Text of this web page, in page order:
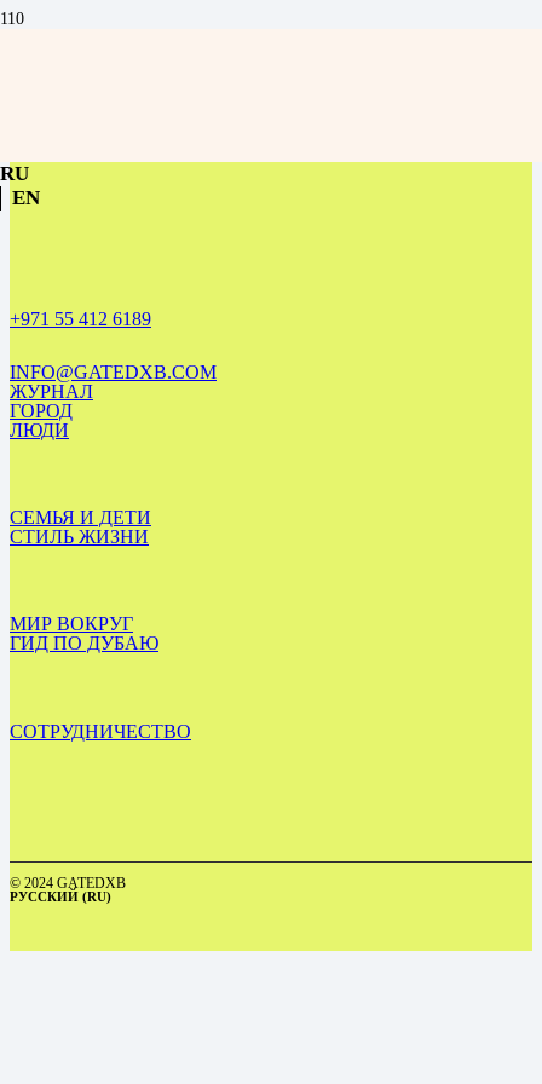
RU
EN
+971 55 412 6189
INFO@GATEDXB.COM
ЖУРНАЛ
ГОРОД
ЛЮДИ
СЕМЬЯ И ДЕТИ
СТИЛЬ ЖИЗНИ
МИР ВОКРУГ
ГИД ПО ДУБАЮ
СОТРУДНИЧЕСТВО
© 2024 GATEDXB
РУССКИЙ (RU)